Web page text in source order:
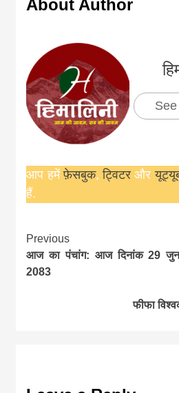
About Author
आप हमेंफ़ेसबुक,ट्विटरऔर
हैं.
Continue
Reading
Previous
आज का पंचांग: आज दिनांक 29 जुन
2083
फीफा